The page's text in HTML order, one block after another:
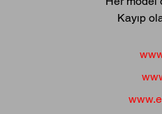
Kayıp